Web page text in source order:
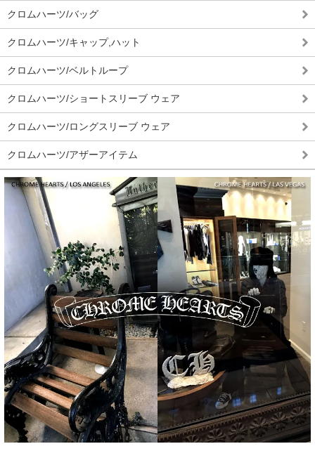
クロムハーツ/バッグ
クロムハーツ/キャップ,ハット
クロムハーツ/ベルトループ
クロムハーツ/ショートスリーブ ウェア
クロムハーツ/ロングスリーブ ウェア
クロムハーツ/アザーアイテム